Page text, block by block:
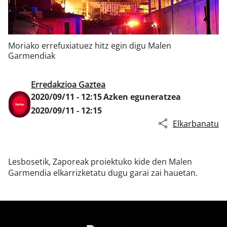
Moriako errefuxiatuez hitz egin digu Malen
Garmendiak
Erredakzioa Gaztea
2020/09/11 - 12:15Azken eguneratzea
2020/09/11 - 12:15
Elkarbanatu
Lesbosetik, Zaporeak proiektuko kide den Malen
Garmendia elkarrizketatu dugu garai zai hauetan.